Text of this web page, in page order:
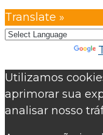
Translate »
Utilizamos
aprimorar sua
analisar nosso